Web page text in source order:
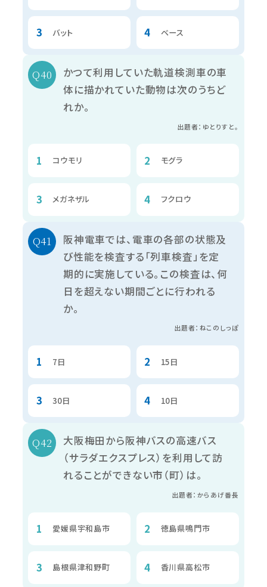
バット ベース
かつて利用していた軌道検測車の車
体に描かれていた動物は次のうちど
れか。
出題者：ゆとりすと。
コウモリ モグラ
メガネザル フクロウ
阪神電車では、電車の各部の状態及
び性能を検査する「列車検査」を定
期的に実施している。この検査は、何
日を超えない期間ごとに行われる
か。
出題者：ねこのしっぽ
7日 15日
30日 10日
大阪梅田から阪神バスの高速バス
（サラダエクスプレス）を利用して訪
れることができない市（町）は。
出題者：からあげ番長
愛媛県宇和島市 徳島県鳴門市
島根県津和野町 香川県高松市